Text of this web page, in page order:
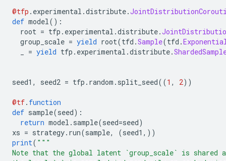
@tfp . experimental .distribute.
def model():
root = tfp . experimental .distribute.
group_scale = yield root(tfd .Sample(tfd .
= yield tfp . experimental .distribute.
seed1 , seed2 = tfp . random . split_seed((1 , 2))
@tf. function
def sample(seed):
return model . sample(seed=seed)
xs = strategy. run(sample, (seed1 ,))
print( """
Note that the global latent `group_scale` is shared